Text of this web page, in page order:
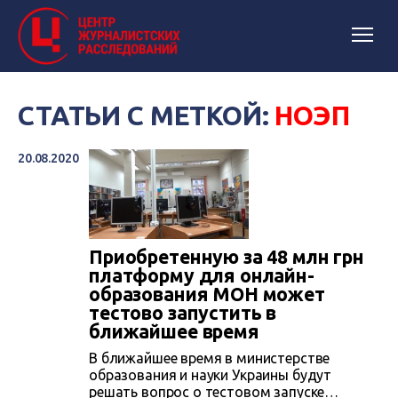
СТАТЬИ С МЕТКОЙ: НОЭП
20.08.2020
Приобретенную за 48 млн грн
платформу для онлайн-
образования МОН может
тестово запустить в
ближайшее время
В ближайшее время в министерстве
образования и науки Украины будут
решать вопрос о тестовом запуске